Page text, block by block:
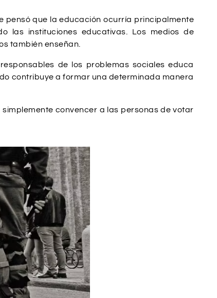
pensó que la educación ocurría principalmente
las instituciones educativas. Los medios de
también enseñan.
de los problemas sociales educa
contribuye a formar una determinada manera
convencer a las personas de votar